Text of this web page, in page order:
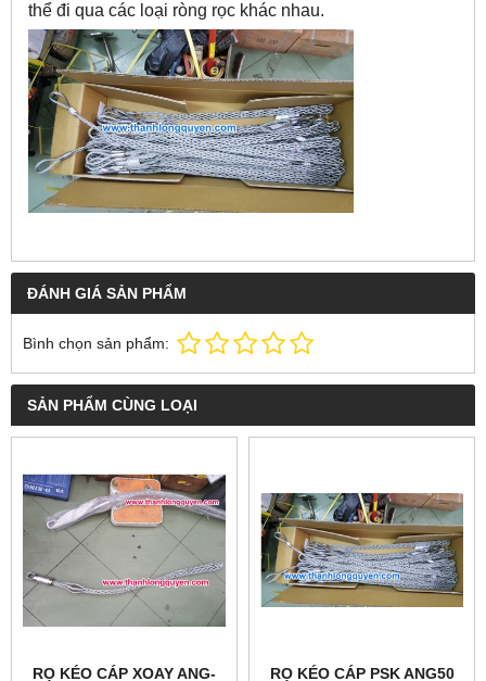
thể đi qua các loại ròng rọc khác nhau.
ĐÁNH GIÁ SẢN PHẨM
Bình chọn sản phẩm:
SẢN PHẨM CÙNG LOẠI
RỌ KÉO CÁP XOAY ANG- RỌ KÉO CÁP PSK ANG50